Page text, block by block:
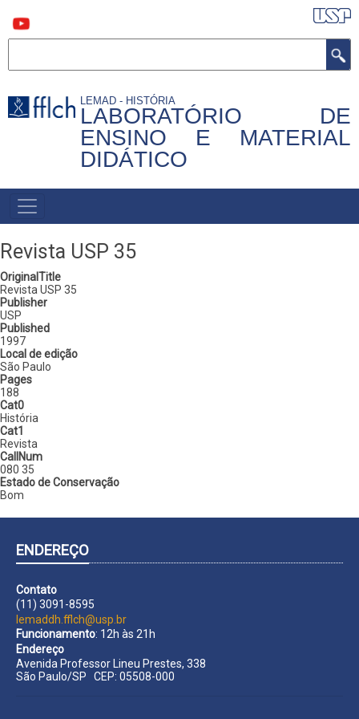
para
LEMAD - HISTÓRIA
LABORATÓRIO DE
ENSINO E MATERIAL
DIDÁTICO
MAIN
NAVIGATION
Revista USP 35
OriginalTitle
Revista USP 35
Publisher
USP
Published
1997
Local de edição
São Paulo
Pages
188
Cat0
História
Cat1
Revista
CallNum
080 35
Estado de Conservação
Bom
ENDEREÇO
Contato
(11) 3091-8595
lemaddh.fflch@usp.br
Funcionamento: 12h às 21h
Endereço
Avenida Professor Lineu Prestes, 338
São Paulo/SP CEP: 05508-000